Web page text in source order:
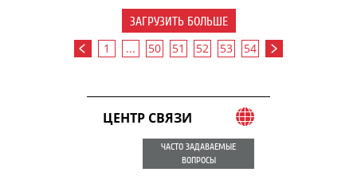
ЗАГРУЗИТЬ БОЛЬШЕ
1 ... 50 51 52 53 54
ЦЕНТР СВЯЗИ
ЧАСТО ЗАДАВАЕМЫЕ
ВОПРОСЫ